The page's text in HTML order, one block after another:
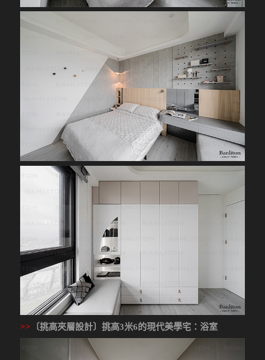
>> 〔挑高夾層設計〕挑高3米6的現代美學宅 ：浴室